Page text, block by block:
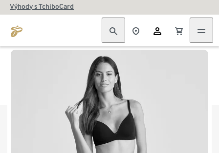
Výhody s TchiboCard